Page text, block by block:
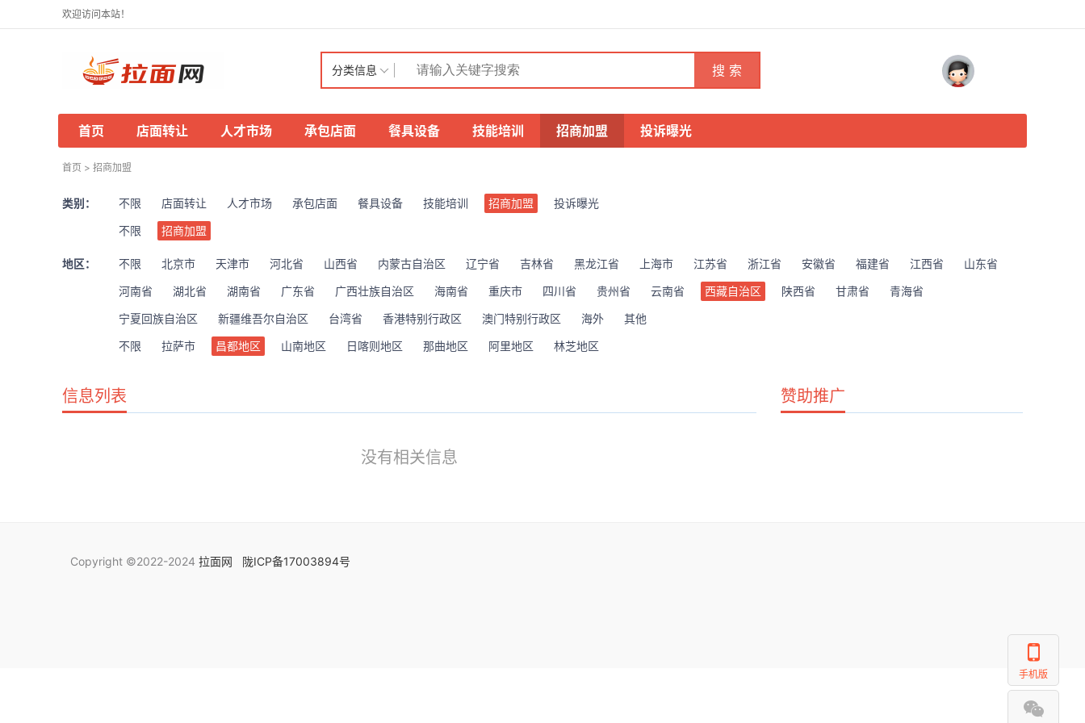
欢迎访问本站！
分类信息 搜 索
首页 店面转让 人才市场 承包店面 餐具设备 技能培训 招商加盟 投诉曝光
首页 > 招商加盟
类别： 不限 店面转让 人才市场 承包店面 餐具设备 技能培训 招商加盟
投诉曝光
不限
招商加盟
地区： 不限 北京市 天津市 河北省 山西省 内蒙古自治区 辽宁省 吉林省 黑龙江省 上海市 江苏省 浙江省 安徽省 福建省 江西省
山东省
河南省
湖北省 湖南省 广东省 广西壮族自治区 海南省 重庆市 四川省 贵州省 云南省 西藏自治区 陕西省 甘肃省
青海省
宁夏回族自治区
新疆维吾尔自治区 台湾省 香港特别行政区 澳门特别行政区 海外
其他
不限
拉萨市 昌都地区 山南地区 日喀则地区 那曲地区 阿里地区 林芝地区
信息列表
没有相关信息
赞助推广
Copyright ©2022-2024 拉面网 陇ICP备17003894号
手机版